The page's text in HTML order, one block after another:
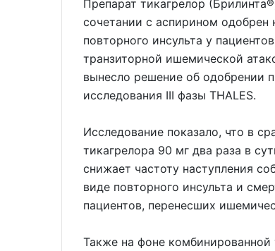
Препарат тикагрелор
сочетании с аспирином
повторного инсульта у
транзиторной ишемической
вынесло решение об одобрении
исследования III фазы THALES.
Исследование показало, что в
тикагрелора 90 мг два раза в
снижает частоту наступления
виде повторного инсульта и
пациентов, перенесших
Также на фоне